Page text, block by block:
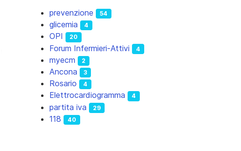
prevenzione 54
glicemia 4
OPI 20
Forum Infermieri-Attivi 4
myecm 2
Ancona 3
Rosario 4
Elettrocardiogramma 4
partita iva 29
118 40